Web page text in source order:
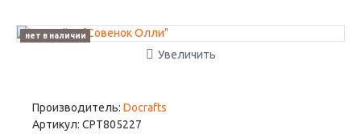
нет в наличии
Увеличить
Производитель: Docrafts
Артикул: CPT805227